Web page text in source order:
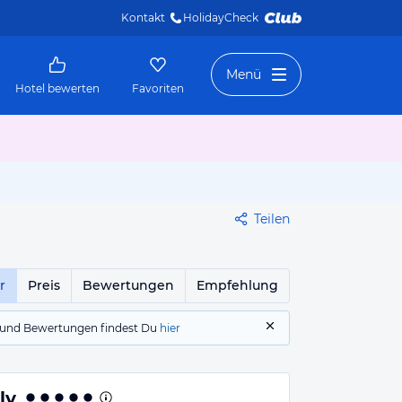
Kontakt HolidayCheck
Hotel bewerten Favoriten
Menü
Teilen
Preis Bewertungen Empfehlung
Bewertungen findest Du hier